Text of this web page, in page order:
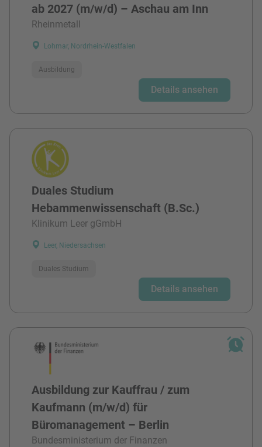
ab 2027 (m/w/d) – Aschau am Inn
Rheinmetall
Lohmar, Nordrhein-Westfalen
Ausbildung
Details ansehen
Duales Studium
Hebammenwissenschaft (B.Sc.)
Klinikum Leer gGmbH
Leer, Niedersachsen
Duales Studium
Details ansehen
Ausbildung zur Kauffrau / zum
Kaufmann (m/w/d) für
Büromanagement – Berlin
Bundesministerium der Finanzen